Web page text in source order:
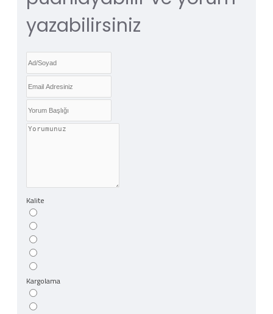
yazabilirsiniz
Kalite
Kargolama